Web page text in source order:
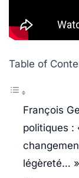
Table of
François
politiques :
légèreté… »